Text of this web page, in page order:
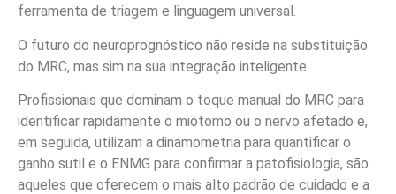
ferramenta de triagem e linguagem universal.
O futuro do neuroprognóstico não reside na substituição
do MRC, mas sim na sua integração inteligente.
Profissionais que dominam o toque manual do MRC para
identificar rapidamente o miótomo ou o nervo afetado e,
em seguida, utilizam a dinamometria para quantificar o
ganho sutil e o ENMG para confirmar a patofisiologia, são
aqueles que oferecem o mais alto padrão de cuidado e a